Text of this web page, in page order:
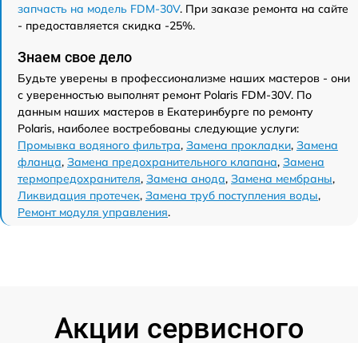
запчасть на модель FDM-30V. При заказе ремонта на сайте
- предоставляется скидка -25%.
Знаем свое дело
Будьте уверены в профессионализме наших мастеров - они
с уверенностью выполнят ремонт Polaris FDM-30V. По
данным наших мастеров в Екатеринбурге по ремонту
Polaris, наиболее востребованы следующие услуги:
Промывка водяного фильтра, Замена прокладки, Замена
фланца, Замена предохранительного клапана, Замена
термопредохранителя, Замена анода, Замена мембраны,
Ликвидация протечек, Замена труб поступления воды,
Ремонт модуля управления.
Акции сервисного